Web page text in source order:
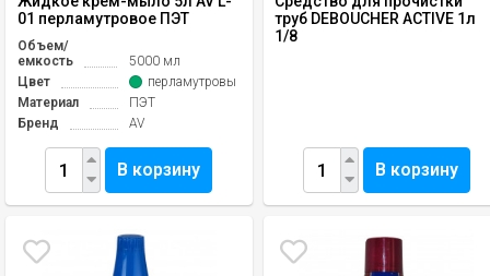
01 перламутровое ПЭТ
Объем/
емкость
5000 мл
Цвет
перламутровый
Материал
ПЭТ
Бренд
AV
В корзину
труб DEBOUCHER ACTIVE 1л
1/8
В корзину